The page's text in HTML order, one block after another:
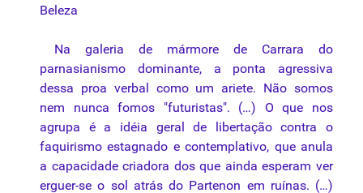
Beleza
Na galeria de mármore de Carrara do
parnasianismo dominante, a ponta agressiva
dessa proa verbal como um ariete. Não somos
nem nunca fomos "futuristas". (…) O que nos
agrupa é a idéia geral de libertação contra o
faquirismo estagnado e contemplativo, que anula
a capacidade criadora dos que ainda esperam ver
erguer-se o sol atrás do Partenon em ruínas. (…)